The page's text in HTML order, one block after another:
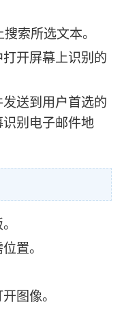
索所选文本。
开屏幕上识别的
送到用户首选的
别电子邮件地
置。
图像。